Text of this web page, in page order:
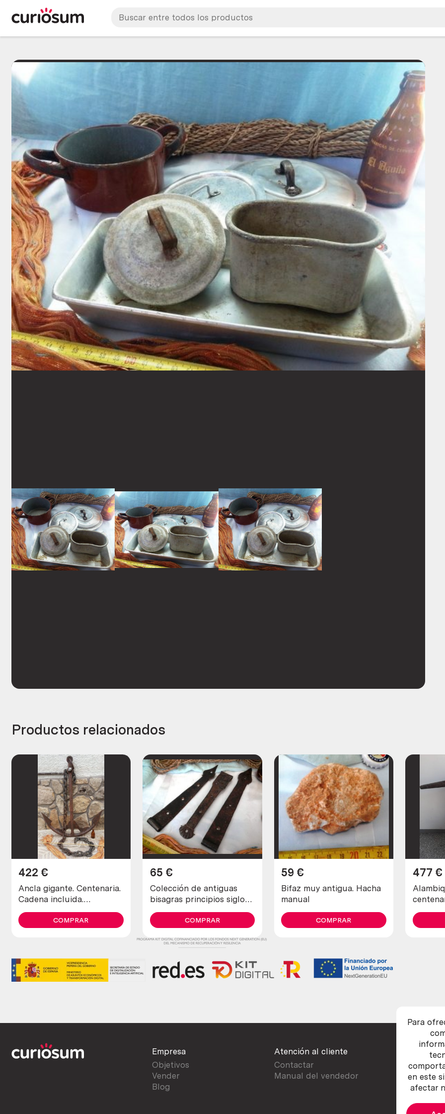
Para
en este
afectar
Productos relacionados
Ancla gigante. Centenaria.
Cadena incluida.
Impresionante. Antique
anchor
422 €
COMPRAR
Colección de antiguas
bisagras principios siglo
XX. Hechas en forja. 3
piezas. Estilo medieval.
65 €
COMPRAR
Bifaz muy antigua. Hacha
manual
59 €
COMPRAR
cobre.
477 €
Empresa
Objetivos
Vender
Blog
Atención al cliente
Contactar
Manual del vendedor